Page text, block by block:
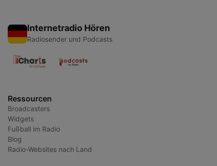
Internetradio Hören
Radiosender und Podcasts
Ressourcen
Broadcasters
Widgets
Fußball im Radio
Blog
Radio-Websites nach Land